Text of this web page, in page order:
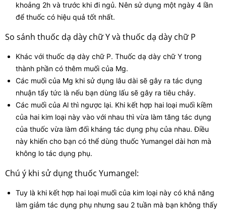
khoảng 2h và trước khi đi ngủ. Nên sử dụng một ngày 4 lần
để thuốc có hiệu quả tốt nhất.
So sánh thuốc dạ dày chữ Y và thuốc dạ dày chữ P
Khác với thuốc dạ dày chữ P. Thuốc dạ dày chữ Y trong
thành phần có thêm muối của Mg.
Các muối của Mg khi sử dụng lâu dài sẽ gây ra tác dụng
nhuận tẩy tức là nếu bạn dùng lấu sẽ gây ra tiêu chảy.
Các muối của Al thì ngược lại. Khi kết hợp hai loại muối kiềm
của hai kim loại này vào với nhau thì vừa làm tăng tác dụng
của thuốc vừa làm đối kháng tác dụng phụ của nhau. Điều
này khiến cho bạn có thể dùng thuốc Yumangel dài hơn mà
không lo tác dụng phụ.
Chú ý khi sử dụng thuốc Yumangel:
Tuy là khi kết hợp hai loại muối của kim loại này có khả năng
làm giảm tác dụng phụ nhưng sau 2 tuần mà bạn không thấy